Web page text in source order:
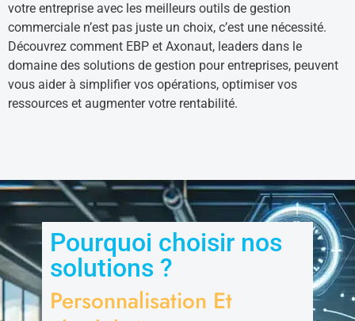
votre entreprise avec les meilleurs outils de gestion
commerciale n’est pas juste un choix, c’est une nécessité.
Découvrez comment EBP et Axonaut, leaders dans le
domaine des solutions de gestion pour entreprises, peuvent
vous aider à simplifier vos opérations, optimiser vos
ressources et augmenter votre rentabilité.
Pourquoi choisir nos
solutions ?
Personnalisation Et